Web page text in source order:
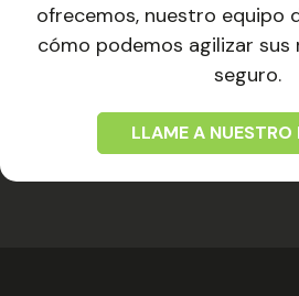
ofrecemos, nuestro equipo
cómo podemos agilizar sus
seguro.
LLAME A NUESTRO